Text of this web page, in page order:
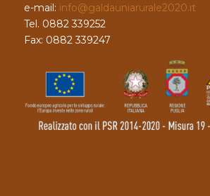
e-mail: info@galdauniarurale2020.it
Tel. 0882 339252
Fax: 0882 339247